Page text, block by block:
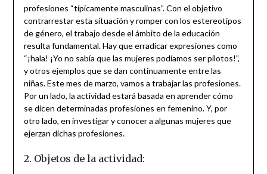
profesiones “típicamente masculinas”. Con el objetivo
contrarrestar esta situación y romper con los estereotipos
de género, el trabajo desde el ámbito de la educación
resulta fundamental. Hay que erradicar expresiones como
“¡hala! ¡Yo no sabía que las mujeres podíamos ser pilotos!”,
y otros ejemplos que se dan continuamente entre las
niñas. Este mes de marzo, vamos a trabajar las profesiones.
Por un lado, la actividad estará basada en aprender cómo
se dicen determinadas profesiones en femenino. Y, por
otro lado, en investigar y conocer a algunas mujeres que
ejerzan dichas profesiones.
2. Objetos de la actividad: